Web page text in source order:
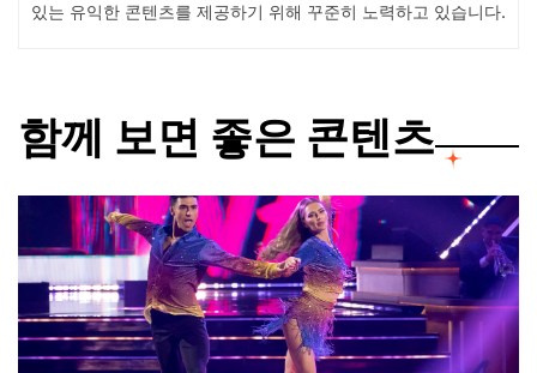
있는 유익한 콘텐츠를 제공하기 위해 꾸준히 노력하고 있습니다.
함께 보면 좋은 콘텐츠